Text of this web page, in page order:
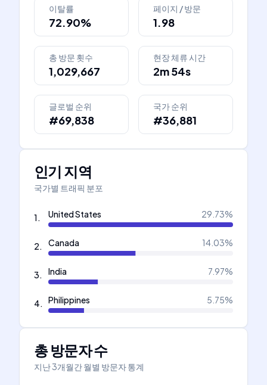
이탈률
72.90%
페이지 / 방문
1.98
총 방문 횟수
1,029,667
현장 체류 시간
2m 54s
글로벌 순위
#69,838
국가 순위
#36,881
인기 지역
국가별 트래픽 분포
1. United States 29.73%
2. Canada 14.03%
3. India 7.97%
4. Philippines 5.75%
총 방문자 수
지난 3개월간 월별 방문자 통계